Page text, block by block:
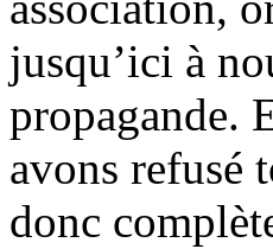
jusqu’ici à
propagande.
avons refusé
donc